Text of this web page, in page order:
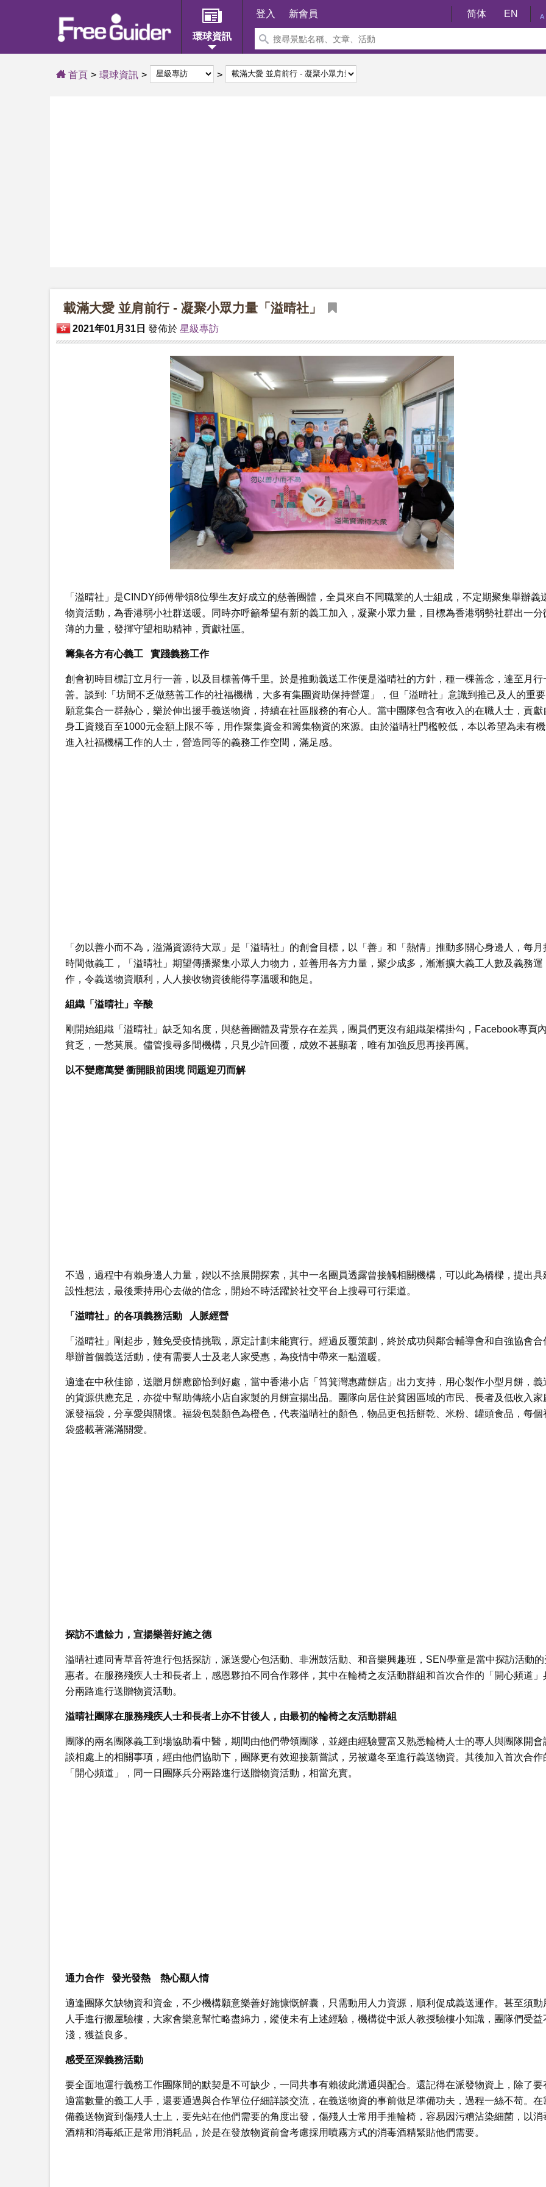
環球資訊
登入 新會員 简体 EN A
首頁 環球資訊
載滿大愛 並肩前行 - 凝聚小眾力量「溢晴社」
2021年01月31日 發佈於 星級專訪
「溢晴社」是CINDY師傅帶領8位學生友好成立的慈善團體，全員來自不同職業的人士組成，不定期聚集舉辦義
物資活動，為香港弱小社群送暖。同時亦呼籲希望有新的義工加入，凝聚小眾力量，目標為香港弱勢社群出一分
薄的力量，發揮守望相助精神，貢獻社區。
籌集各方有心義工 實踐義務工作
創會初時目標訂立月行一善，以及目標善傳千里。於是推動義送工作便是溢晴社的方針，種一棵善念，達至月行
善。談到:「坊間不乏做慈善工作的社福機構，大多有集團資助保持營運」，但「溢晴社」意識到推己及人的重
願意集合一群熱心，樂於伸出援手義送物資，持續在社區服務的有心人。當中團隊包含有收入的在職人士，貢獻
身工資幾百至1000元金額上限不等，用作聚集資金和籌集物資的來源。由於溢晴社門檻較低，本以希望為未有
進入社福機構工作的人士，營造同等的義務工作空間，滿足感。
「勿以善小而不為，溢滿資源待大眾」是「溢晴社」的創會目標，以「善」和「熱情」推動多關心身邊人，每月
時間做義工，「溢晴社」期望傳播聚集小眾人力物力，並善用各方力量，聚少成多，漸漸擴大義工人數及義務運
作，令義送物資順利，人人接收物資後能得享溫暖和飽足。
組織「溢晴社」辛酸
剛開始組織「溢晴社」缺乏知名度，與慈善團體及背景存在差異，團員們更沒有組織架構掛勾，Facebook專頁
貧乏，一愁莫展。儘管搜尋多間機構，只見少許回覆，成效不甚顯著，唯有加強反思再接再厲。
以不變應萬變 衝開眼前困境 問題迎刃而解
不過，過程中有賴身邊人力量，鍥以不捨展開探索，其中一名團員透露曾接觸相關機構，可以此為橋樑，提出具
設性想法，最後秉持用心去做的信念，開始不時活躍於社交平台上搜尋可行渠道。
「溢晴社」的各項義務活動 人脈經營
「溢晴社」剛起步，難免受疫情挑戰，原定計劃未能實行。經過反覆策劃，終於成功與鄰舍輔導會和自強協會合
舉辦首個義送活動，使有需要人士及老人家受惠，為疫情中帶來一點溫暖。
適逢在中秋佳節，送贈月餅應節恰到好處，當中香港小店「筲箕灣惠蘿餅店」出力支持，用心製作小型月餅，義
的貨源供應充足，亦從中幫助傳統小店自家製的月餅宣揚出品。團隊向居住於貧困區域的市民、長者及低收入家
派發福袋，分享愛與關懷。福袋包裝顏色為橙色，代表溢晴社的顏色，物品更包括餅乾、米粉、罐頭食品，每個
袋盛載著滿滿關愛。
探訪不遺餘力，宣揚樂善好施之德
溢晴社連同青草音符進行包括探訪，派送愛心包活動、非洲鼓活動、和音樂興趣班，SEN學童是當中探訪活動的
惠者。在服務殘疾人士和長者上，感恩夥拍不同合作夥伴，其中在輪椅之友活動群組和首次合作的「開心頻道」
分兩路進行送贈物資活動。
溢晴社團隊在服務殘疾人士和長者上亦不甘後人，由最初的輪椅之友活動群組
團隊的兩名團隊義工到場協助看中醫，期間由他們帶領團隊，並經由經驗豐富又熟悉輪椅人士的專人與團隊開會
談相處上的相關事項，經由他們協助下，團隊更有效迎接新嘗試，另被邀冬至進行義送物資。其後加入首次合作
「開心頻道」，同一日團隊兵分兩路進行送贈物資活動，相當充實。
通力合作 發光發熱 熱心顯人情
適逢團隊欠缺物資和資金，不少機構願意樂善好施慷慨解囊，只需動用人力資源，順利促成義送運作。甚至須動
人手進行搬屋驗樓，大家會樂意幫忙略盡綿力，縱使未有上述經驗，機構從中派人教授驗樓小知識，團隊們受益
淺，獲益良多。
感受至深義務活動
要全面地運行義務工作團隊間的默契是不可缺少，一同共事有賴彼此溝通與配合。還記得在派發物資上，除了要
適當數量的義工人手，還要通過與合作單位仔細詳談交流，在義送物資的事前做足準備功夫，過程一絲不苟。在
備義送物資到傷殘人士上，要先站在他們需要的角度出發，傷殘人士常用手推輪椅，容易因污糟沾染細菌，以消
酒精和消毒紙正是常用消耗品，於是在發放物資前會考慮採用噴霧方式的消毒酒精緊貼他們需要。